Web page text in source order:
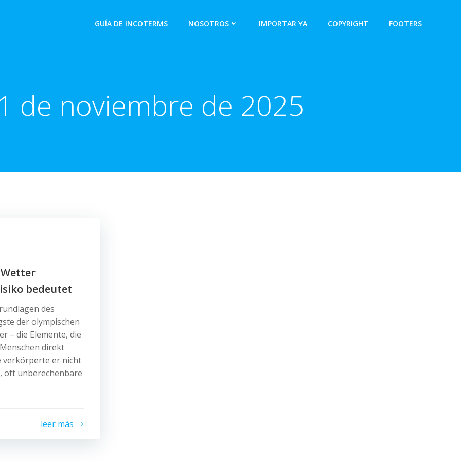
GUÍA DE INCOTERMS NOSOTROS IMPORTAR YA COPYRIGHT FOOTERS
de noviembre de 2025
bedeutet
des
der olympischen
– die Elemente, die
direkt
verkörperte er nicht
oft unberechenbare
leer más